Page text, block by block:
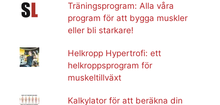
Träningsprogram: Alla våra
program för att bygga muskler
eller bli starkare!
Helkropp Hypertrofi: ett
helkroppsprogram för
muskeltillväxt
Kalkylator för att beräkna din